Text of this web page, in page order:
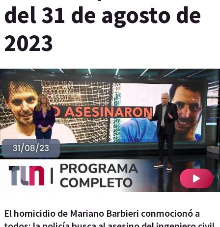
del 31 de agosto de
2023
El homicidio de Mariano Barbieri conmocionó a